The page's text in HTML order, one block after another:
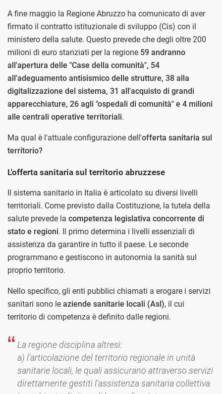
A fine maggio la Regione Abruzzo ha comunicato di aver
firmato il contratto istituzionale di sviluppo (Cis) con il
ministero della salute. Questo prevede che degli oltre 200
milioni di euro stanziati per la regione 59 andranno
all'apertura delle "Case della comunità", 54
all'adeguamento antisismico delle strutture, 38 alla
digitalizzazione del sistema, 31 all'acquisto di grandi
apparecchiature, 26 agli "ospedali di comunità" e 4 milioni
alle centrali operative territoriali.
Ma qual è l'attuale configurazione dell'offerta sanitaria sul
territorio?
L'offerta sanitaria sul territorio abruzzese
Il sistema sanitario in Italia è articolato su diversi livelli
territoriali. Come previsto dalla Costituzione, la tutela della
salute prevede la competenza legislativa concorrente di
stato e regioni. Il primo determina i livelli essenziali di
assistenza da garantire in tutto il paese. Le seconde
programmano e gestiscono in autonomia la sanità sul
proprio territorio.
Nello specifico, gli enti pubblici chiamati a erogare i servizi
sanitari sono le aziende sanitarie locali (Asl), il cui
territorio di competenza è definito dalle regioni.
La regione disciplina altresì:
a) l'articolazione del territorio regionale in unità
sanitarie locali, le quali assicurano attraverso servizi
direttamente gestiti l'assistenza sanitaria collettiva